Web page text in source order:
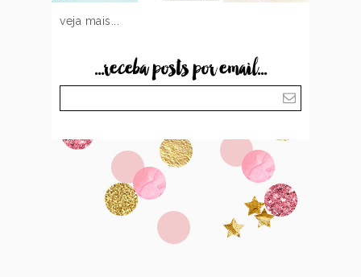
veja mais...
...receba posts por email...